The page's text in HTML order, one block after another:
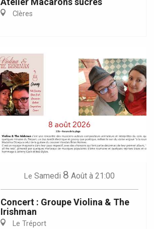
Clères
Le Samedi 8 Août à 21:00
Concert : Groupe Violina & The
Irishman
Le Tréport